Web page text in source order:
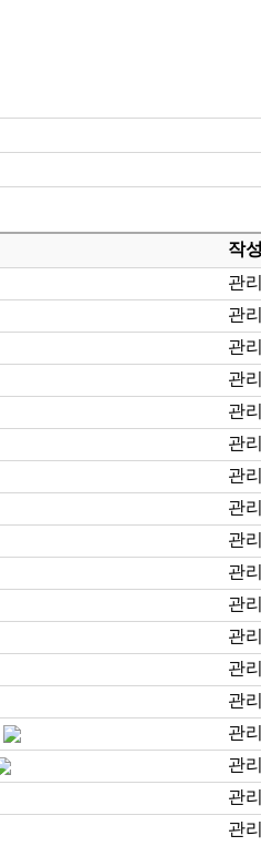
작
관
관
관
관
관
관
관
관
관
관
관
관
관
관
관
관
관
관